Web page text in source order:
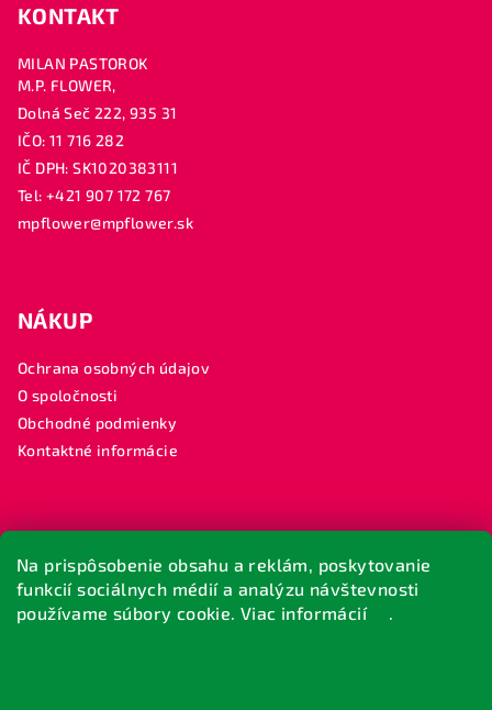
Na prispôsobenie obsahu a reklám, poskytovanie
funkcií sociálnych médií a analýzu návštevnosti
používame súbory cookie. Viac informácií
.
KONTAKT
MILAN PASTOROK
M.P. FLOWER,
Dolná Seč 222, 935 31
IČO: 11 716 282
IČ DPH: SK1020383111
Tel: +421 907 172 767
mpflower@mpflower.sk
NÁKUP
Ochrana osobných údajov
O spoločnosti
Obchodné podmienky
Kontaktné informácie
MP FLOWER
#mpflower